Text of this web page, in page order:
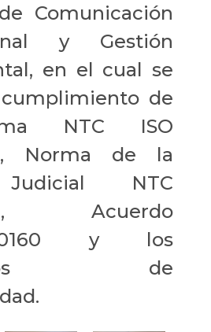
Comunicación
y Gestión
en el cual se
de
NTC ISO
Norma de la
NTC
Acuerdo
10160 y los
de